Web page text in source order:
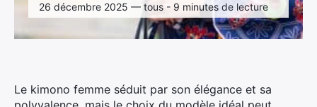
26 décembre 2025 — tous - 9 minutes de lecture
Le kimono femme séduit par son élégance et sa